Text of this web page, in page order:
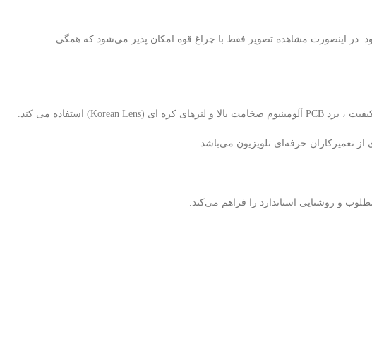
در اینصورت مشاهده تصویر فقط با چراغ قوه امکان پذیر می‌شود که همگی
تعمیرکاران حرفه‌ای تلویزیون می‌باشد.
و روشنایی استاندارد را فراهم می‌کند.